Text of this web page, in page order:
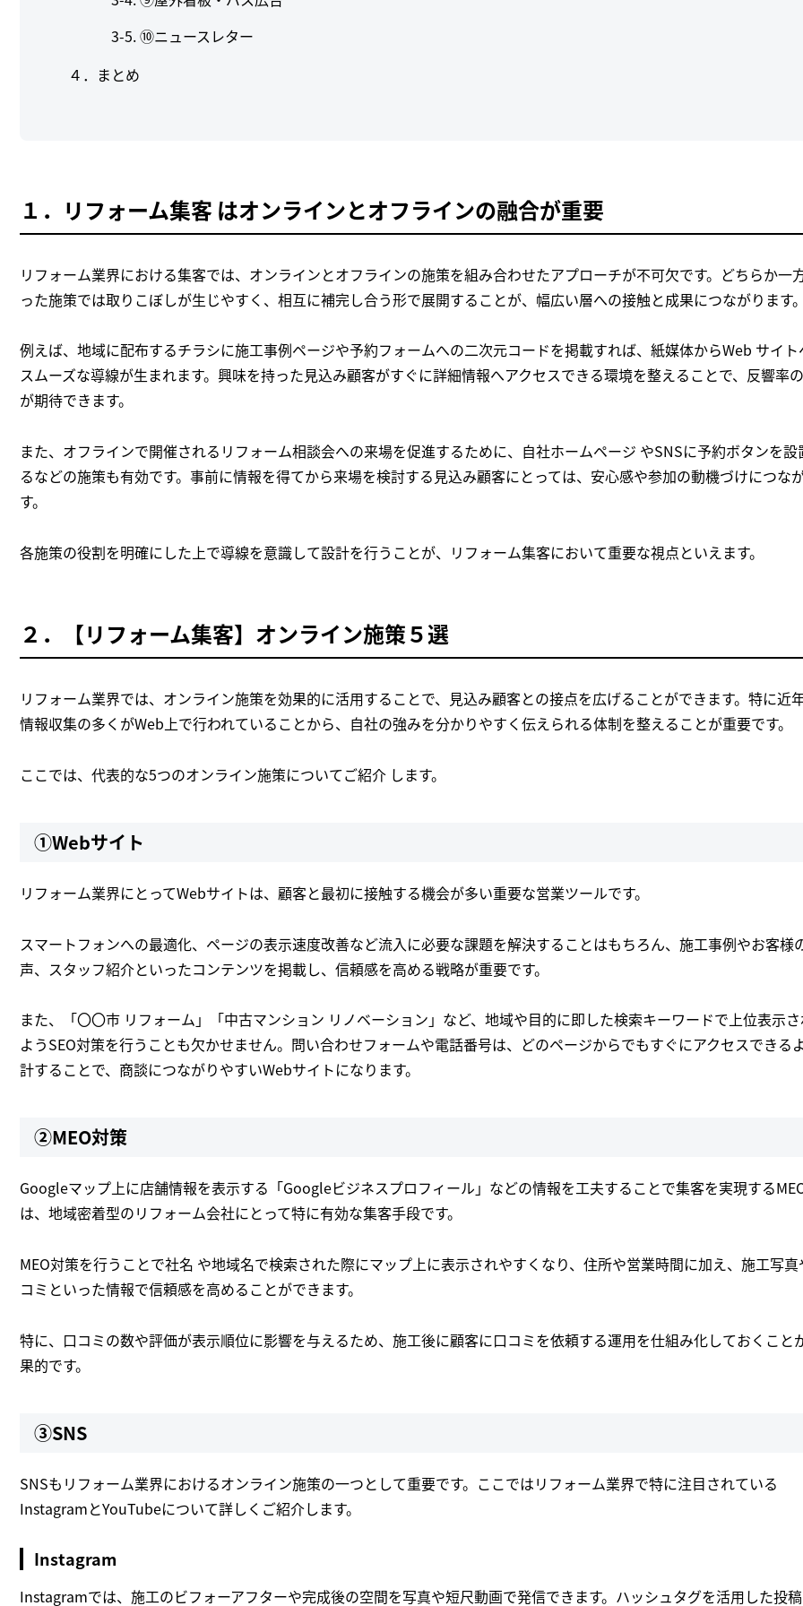
⑩ニュースレター
４．まとめ
１．リフォーム集客 はオンラインとオフラインの融合が重要
リフォーム業界における集客では、オンラインとオフラインの施策を組み合わせたアプローチが不可欠です。どちらか一
った施策では取りこぼしが生じやすく、相互に補完し合う形で展開することが、幅広い層への接触と成果につながります。
例えば、地域に配布するチラシに施工事例ページや予約フォームへの二次元コードを掲載すれば、紙媒体からWeb サイト
スムーズな導線が生まれます。興味を持った見込み顧客がすぐに詳細情報へアクセスできる環境を整えることで、反響率
が期待できます。
また、オフラインで開催されるリフォーム相談会への来場を促進するために、自社ホームページ やSNSに予約ボタンを設
るなどの施策も有効です。事前に情報を得てから来場を検討する見込み顧客にとっては、安心感や参加の動機づけにつな
す。
各施策の役割を明確にした上で導線を意識して設計を行うことが、リフォーム集客において重要な視点といえます。
２．【リフォーム集客】オンライン施策５選
リフォーム業界では、オンライン施策を効果的に活用することで、見込み顧客との接点を広げることができます。特に近年
情報収集の多くがWeb上で行われていることから、自社の強みを分かりやすく伝えられる体制を整えることが重要です。
ここでは、代表的な5つのオンライン施策についてご紹介 します。
①Webサイト
リフォーム業界にとってWebサイトは、顧客と最初に接触する機会が多い重要な営業ツールです。
スマートフォンへの最適化、ページの表示速度改善など流入に必要な課題を解決することはもちろん、施工事例やお客様
声、スタッフ紹介といったコンテンツを掲載し、信頼感を高める戦略が重要です。
また、「〇〇市 リフォーム」「中古マンション リノベーション」など、地域や目的に即した検索キーワードで上位表示さ
ようSEO対策を行うことも欠かせません。問い合わせフォームや電話番号は、どのページからでもすぐにアクセスできる
計することで、商談につながりやすいWebサイトになります。
②MEO対策
Googleマップ上に店舗情報を表示する「Googleビジネスプロフィール」などの情報を工夫することで集客を実現する
は、地域密着型のリフォーム会社にとって特に有効な集客手段です。
MEO対策を行うことで社名 や地域名で検索された際にマップ上に表示されやすくなり、住所や営業時間に加え、施工写真
コミといった情報で信頼感を高めることができます。
特に、口コミの数や評価が表示順位に影響を与えるため、施工後に顧客に口コミを依頼する運用を仕組み化しておくこと
果的です。
③SNS
SNSもリフォーム業界におけるオンライン施策の一つとして重要です。ここではリフォーム業界で特に注目されている
InstagramとYouTubeについて詳しくご紹介します。
Instagram
Instagramでは、施工のビフォーアフターや完成後の空間を写真や短尺動画で発信できます。ハッシュタグを活用した投